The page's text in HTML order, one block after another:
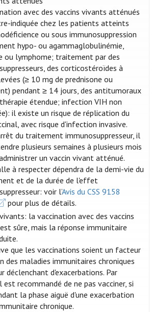
avec des vaccins vivants atténués
indiquée chez les patients atteints
ou sous immunosuppression
hypo- ou agammaglobulinémie,
ou lymphome; traitement par des
des corticostéroïdes à
(≥ 10 mg de prednisone ou
pendant ≥ 14 jours, des antitumoraux
étendue; infection VIH non
il existe un risque de réplication du
avec risque d'infection invasive.
du traitement immunosuppresseur, il
plusieurs semaines à plusieurs mois
un vaccin vivant atténué.
à respecter dépendra de la demi-vie du
et de la durée de l'effet
voir l’Avis du CSS 9158
pour plus de détails.
la vaccination avec des vaccins
sûre, mais la réponse immunitaire
que les vaccinations soient un facteur
des maladies immunitaires chroniques
déclenchant d'exacerbations. Par
est recommandé de ne pas vacciner, si
la phase aiguë d'une exacerbation
chronique.